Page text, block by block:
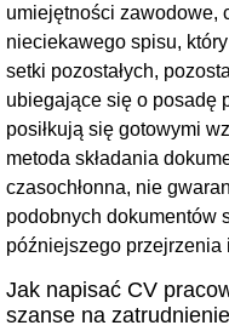
umiejętności zawodowe,
nieciekawego spisu,
setki pozostałych,
ubiegające się o posadę
posiłkują się gotowymi
metoda składania
czasochłonna, nie
podobnych dokumentów
późniejszego przejrzenia
Jak napisać CV
szanse na